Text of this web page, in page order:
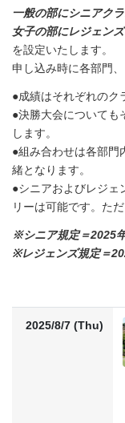
一般の部にシニアク
女子の部にレジェン
を設定いたします。
申し込み時に各部門
●成績はそれぞれのク
●決勝大会についても
します。
●組み合わせは各部門
緒となります。
●シニアおよびレジェ
リーは可能です。た
※シニア規定＝2025
※レジェンズ規定＝
2025/8/7 (Thu)